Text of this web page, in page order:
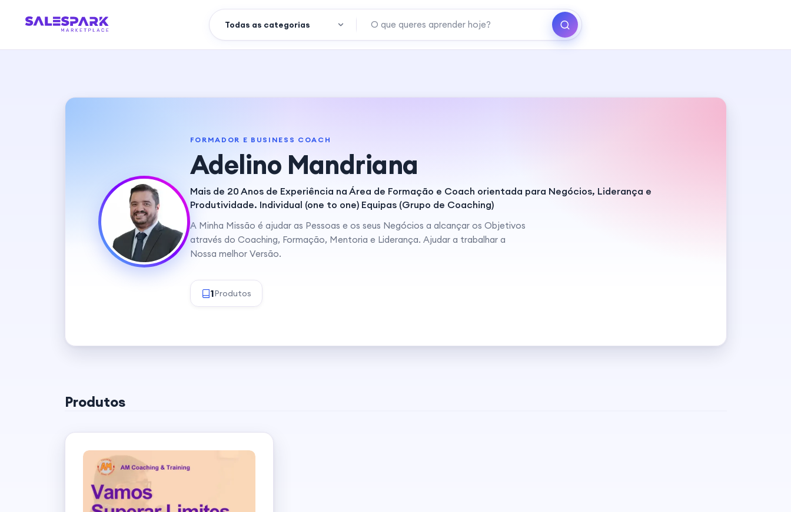
FORMADOR E BUSINESS COACH
Adelino Mandriana
Mais de 20 Anos de Experiência na Área de Formação e Coach orientada para Negócios, Liderança e
Produtividade. Individual (one to one) Equipas (Grupo de Coaching)
A Minha Missão é ajudar as Pessoas e os seus Negócios a alcançar os Objetivos
através do Coaching, Formação, Mentoria e Liderança. Ajudar a trabalhar a
Nossa melhor Versão.
1Produtos
Produtos